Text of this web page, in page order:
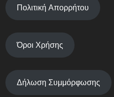
Πολιτική Απορρήτου
Όροι Χρήσης
Δήλωση Συμμόρφωσης